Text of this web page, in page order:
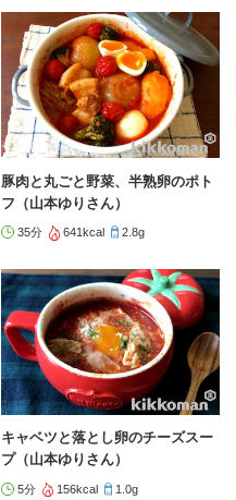
豚肉と丸ごと野菜、半熟卵のポト
フ（山本ゆりさん）
35分 641kcal 2.8g
キャベツと落とし卵のチーズスー
プ（山本ゆりさん）
5分 156kcal 1.0g